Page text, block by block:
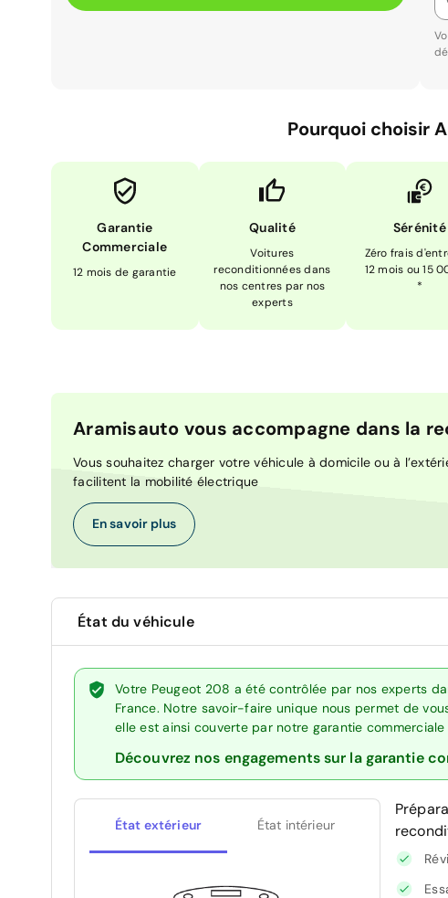
Pourquoi choisir
Garantie
Commerciale
12 mois de garantie
Qualité
Voitures
reconditionnées dans
nos centres par nos
experts
Sérénité
Zéro frais
12 mois ou 15
*
Aramisauto vous accompagne dans la
Vous souhaitez charger votre véhicule à domicile ou à
facilitent la mobilité électrique
En savoir plus
État du véhicule
Votre Peugeot 208 a été contrôlée par nos experts
France. Notre savoir-faire unique nous permet de
elle est ainsi couverte par notre garantie commerciale
Découvrez nos engagements sur la garantie
État extérieur État intérieur